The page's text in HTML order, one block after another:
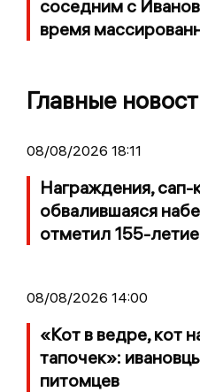
соседним с
время
Главные
08/08/2026 18:11
Награждения, сап-
обвалившаяся
отметил 155-летие
08/08/2026 14:00
«Кот в ведре, кот
тапочек»:
питомцев